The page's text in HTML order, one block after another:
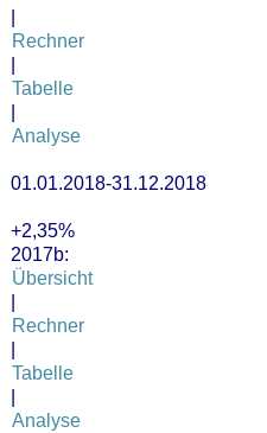
Rechner
Tabelle
Analyse
01.01.2018-31.12.2018
+2,35%
2017b:
Übersicht
Rechner
Tabelle
Analyse